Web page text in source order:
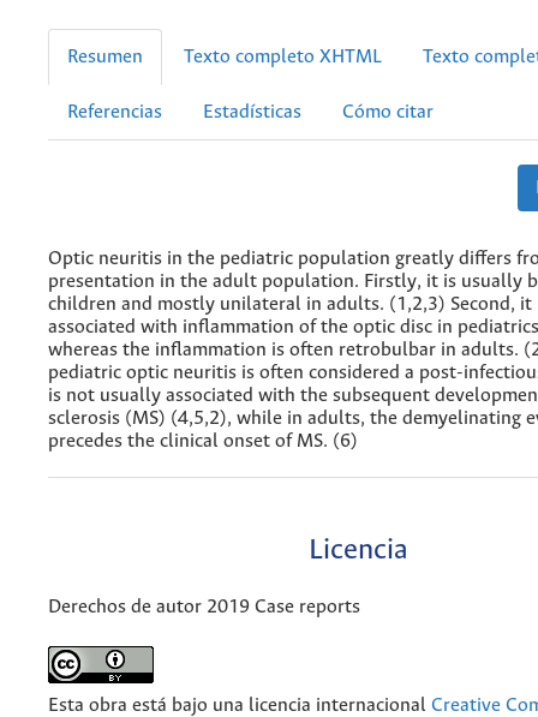
Resumen Texto completo XHTML Texto
Referencias Estadísticas Cómo citar
Optic neuritis in the pediatric population greatly differs
presentation in the adult population. Firstly, it is usually
children and mostly unilateral in adults. (1,2,3) Second, it
associated with inflammation of the optic disc in
whereas the inflammation is often retrobulbar in adults.
pediatric optic neuritis is often considered a post-
is not usually associated with the subsequent
sclerosis (MS) (4,5,2), while in adults, the demyelinating
precedes the clinical onset of MS. (6)
Licencia
Derechos de autor 2019 Case reports
Esta obra está bajo una licencia internacional Creative